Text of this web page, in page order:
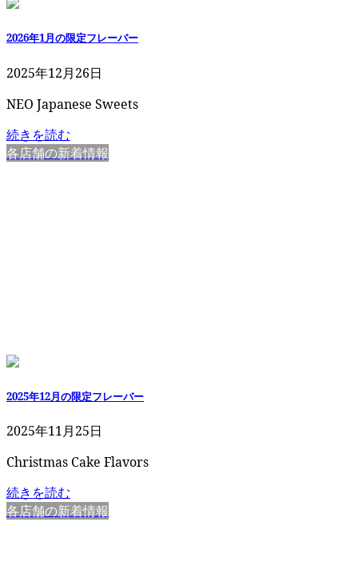
2026年1月の限定フレーバー
2025年12月26日
NEO Japanese Sweets
続きを読む
各店舗の新着情報
2025年12月の限定フレーバー
2025年11月25日
Christmas Cake Flavors
続きを読む
各店舗の新着情報